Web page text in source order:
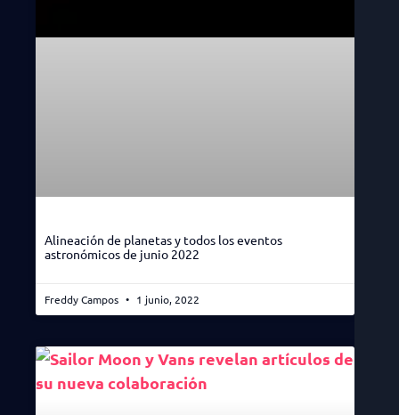
Alineación de planetas y todos los eventos
astronómicos de junio 2022
Freddy Campos 1 junio, 2022